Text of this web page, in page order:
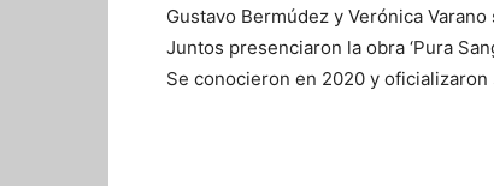
Gustavo Bermúdez y Verónica
Juntos presenciaron la obra ‘Pura
Se conocieron en 2020 y